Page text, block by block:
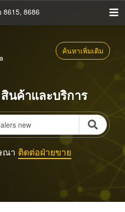
8615, 8686
ค้นหาเพิ่มเติม
นค้าและบริการ
ณา ติดต่อฝ่ายขาย